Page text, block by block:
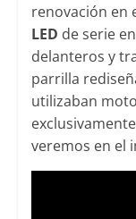
renovación en
LED de serie
delanteros y
parrilla
utilizaban
veremos en el